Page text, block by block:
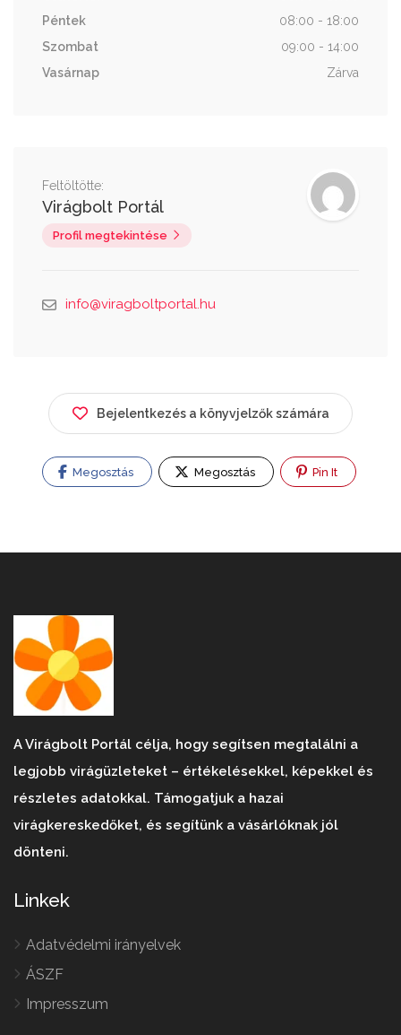
Péntek
08:00 - 18:00
Szombat
09:00 - 14:00
Vasárnap
Zárva
Feltöltötte:
Virágbolt Portál
Profil megtekintése
info@viragboltportal.hu
Bejelentkezés a könyvjelzők számára
Megosztás Megosztás Pin It
A Virágbolt Portál célja, hogy segítsen megtalálni a
legjobb virágüzleteket – értékelésekkel, képekkel és
részletes adatokkal. Támogatjuk a hazai
virágkereskedőket, és segítünk a vásárlóknak jól
dönteni.
Linkek
Adatvédelmi irányelvek
ÁSZF
Impresszum